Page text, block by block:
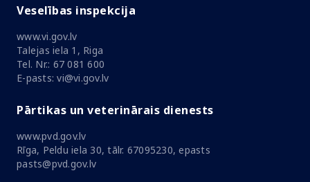
Veselības inspekcija
www.vi.gov.lv
Talejas iela 1, Riga
Tel. Nr.: 67 081 600
E-pasts: vi@vi.gov.lv
Pārtikas un veterinārais dienests
www.pvd.gov.lv
Rīga, Peldu iela 30, tālr. 67095230, epasts
pasts@pvd.gov.lv